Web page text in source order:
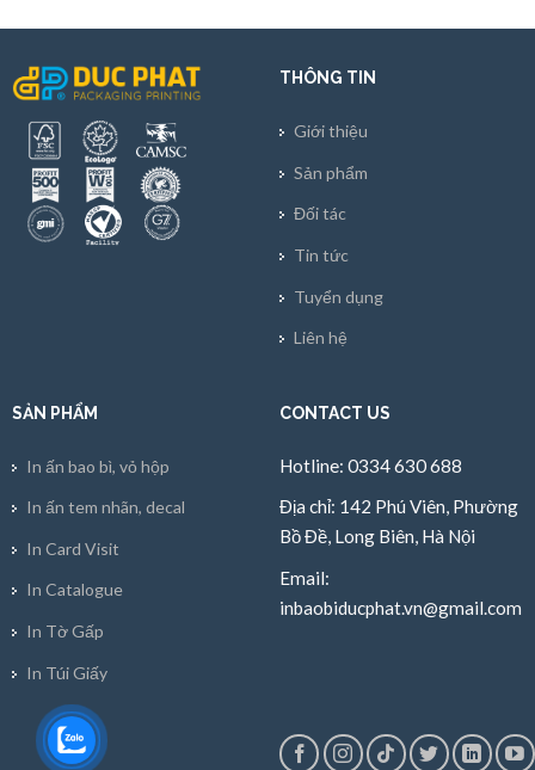
THÔNG TIN
Giới thiệu
Sản phẩm
Đối tác
Tin tức
Tuyển dụng
Liên hệ
SẢN PHẨM
In ấn bao bì, vỏ hộp
In ấn tem nhãn, decal
In Card Visit
In Catalogue
In Tờ Gấp
In Túi Giấy
CONTACT US
Hotline: 0334 630 688
Địa chỉ: 142 Phú Viên, Phường
Bồ Đề, Long Biên, Hà Nội
Email:
inbaobiducphat.vn@gmail.com